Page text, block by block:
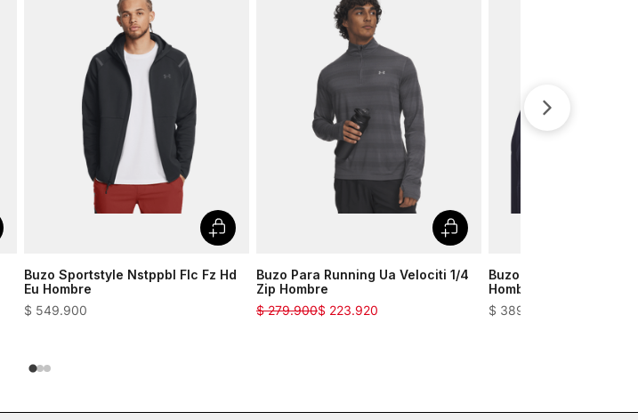
Buzo Sportstyle Nstppbl Flc Fz Hd
Eu Hombre
$ 549.900
Buzo Para Running Ua Velociti 1/4
Zip Hombre
$ 223.920
$ 279.900
Buzo Para Golf Drive
Hombre
$ 389